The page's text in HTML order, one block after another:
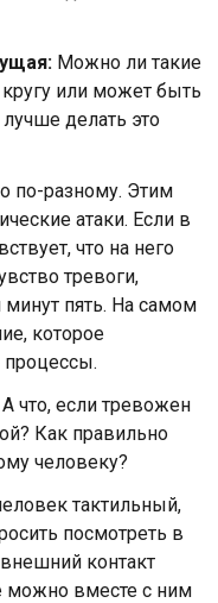
Можно ли такие
или может быть
делать это
по-разному. Этим
атаки. Если в
что на него
тревоги,
пять. На самом
которое
процессы.
А что, если тревожен
Как правильно
человеку?
тактильный,
посмотреть в
контакт
можно вместе с ним